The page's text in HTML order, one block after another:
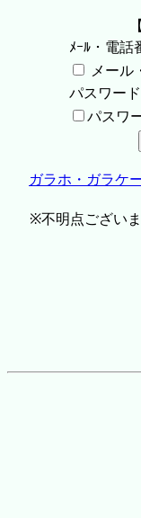
ﾒｰﾙ・電話
メール
パスワード
パスワ
ガラホ・ガラケ
※不明点ござい